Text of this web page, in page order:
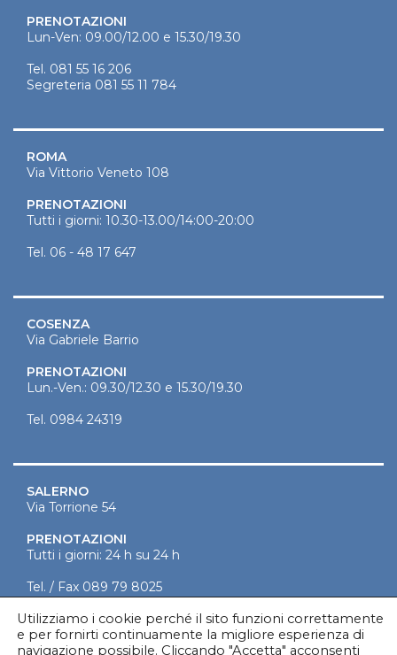
PRENOTAZIONI
Lun-Ven: 09.00/12.00 e 15.30/19.30
Tel. 081 55 16 206
Segreteria 081 55 11 784
ROMA
Via Vittorio Veneto 108
PRENOTAZIONI
Tutti i giorni: 10.30-13.00/14:00-20:00
Tel. 06 - 48 17 647
COSENZA
Via Gabriele Barrio
PRENOTAZIONI
Lun.-Ven.: 09.30/12.30 e 15.30/19.30
Tel. 0984 24319
SALERNO
Via Torrione 54
PRENOTAZIONI
Tutti i giorni: 24 h su 24 h
Tel. / Fax 089 79 8025
Segreteria089 27 51828
www.fertilitas.it
Utilizziamo i cookie perché il sito funzioni correttamente
e per fornirti continuamente la migliore esperienza di
navigazione possibile. Cliccando "Accetta" acconsenti